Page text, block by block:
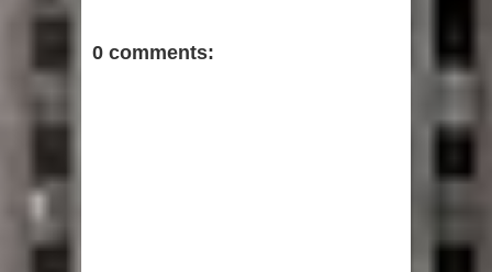
0 comments: